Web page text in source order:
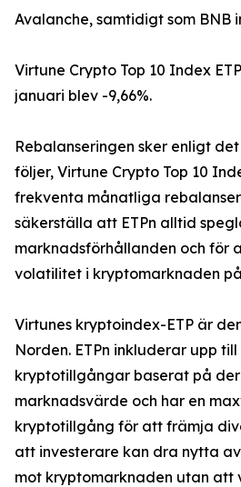
Avalanche, samtidigt som BNB
Virtune Crypto Top 10 Index
januari blev -9,66%.
Rebalanseringen sker enligt det
följer, Virtune Crypto Top 10
frekventa månatliga
säkerställa att ETPn alltid
marknadsförhållanden och för
volatilitet i kryptomarknaden
Virtunes kryptoindex-ETP är
Norden. ETPn inkluderar upp
kryptotillgångar baserat på
marknadsvärde och har en
kryptotillgång för att främja
att investerare kan dra nytta
mot kryptomarknaden utan att